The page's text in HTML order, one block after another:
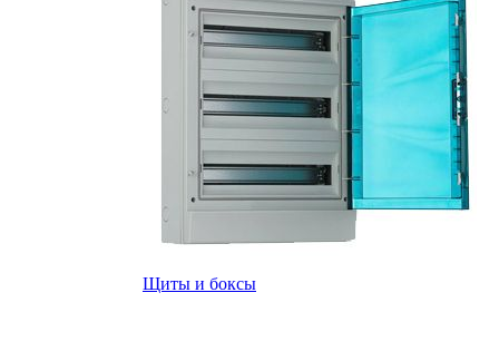
Щиты и боксы